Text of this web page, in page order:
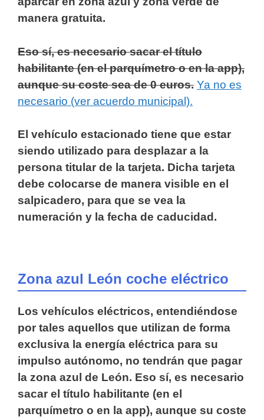
manera gratuita.
Eso sí, es necesario sacar el título
habilitante (en el parquímetro o en la app),
aunque su coste sea de 0 euros. Ya no es
necesario (ver acuerdo municipal).
El vehículo estacionado tiene que estar
siendo utilizado para desplazar a la
persona titular de la tarjeta. Dicha tarjeta
debe colocarse de manera visible en el
salpicadero, para que se vea la
numeración y la fecha de caducidad.
Zona azul León coche eléctrico
Los vehículos eléctricos, entendiéndose
por tales aquellos que utilizan de forma
exclusiva la energía eléctrica para su
impulso autónomo, no tendrán que pagar
la zona azul de León. Eso sí, es necesario
sacar el título habilitante (en el
parquímetro o en la app), aunque su coste